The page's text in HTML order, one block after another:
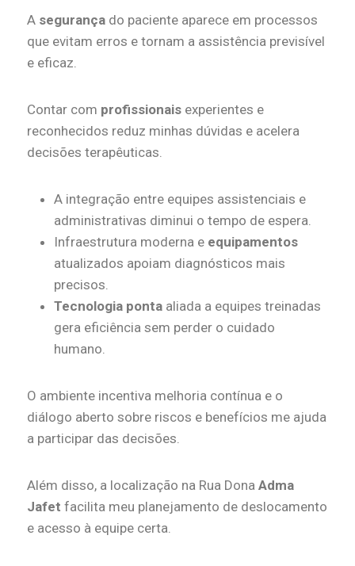
A segurança do paciente aparece em processos
que evitam erros e tornam a assistência previsível
e eficaz.
Contar com profissionais experientes e
reconhecidos reduz minhas dúvidas e acelera
decisões terapêuticas.
A integração entre equipes assistenciais e
administrativas diminui o tempo de espera.
Infraestrutura moderna e equipamentos
atualizados apoiam diagnósticos mais
precisos.
Tecnologia ponta aliada a equipes treinadas
gera eficiência sem perder o cuidado
humano.
O ambiente incentiva melhoria contínua e o
diálogo aberto sobre riscos e benefícios me ajuda
a participar das decisões.
Além disso, a localização na Rua Dona Adma
Jafet facilita meu planejamento de deslocamento
e acesso à equipe certa.